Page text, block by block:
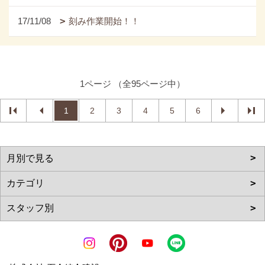
17/11/08 刻み作業開始！！
1ページ （全95ページ中）
1 2 3 4 5 6